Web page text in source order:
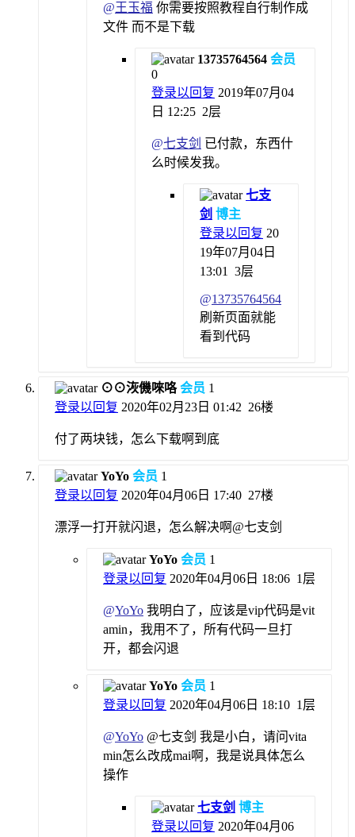
@王玉福 你需要按照教程自行制作成
文件 而不是下载
13735764564 会员
0
登录以回复 2019年07月04
日 12:25 2层
@七支剑 已付款，东西什
么时候发我。
七支
剑 博主
登录以回复 20
19年07月04日
13:01
3层
@13735764564
刷新页面就能
看到代码
⊙⊙洃僟唻咯会员 1
登录以回复 2020年02月23日 01:42 26楼
付了两块钱，怎么下载啊到底
YoYo 会员 1
登录以回复 2020年04月06日 17:40 27楼
漂浮一打开就闪退，怎么解决啊@七支剑
YoYo 会员 1
登录以回复 2020年04月06日 18:06 1层
@YoYo 我明白了，应该是vip代码是vit
amin，我用不了，所有代码一旦打
开，都会闪退
YoYo 会员 1
登录以回复 2020年04月06日 18:10 1层
@YoYo @七支剑 我是小白，请问vita
min怎么改成mai啊，我是说具体怎么
操作
七支剑 博主
登录以回复 2020年04月06